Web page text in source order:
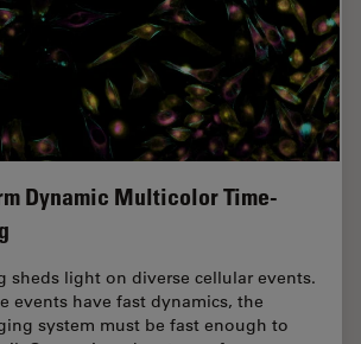
Dynamic Multicolor Time-
sheds light on diverse cellular events.
events have fast dynamics, the
system must be fast enough to